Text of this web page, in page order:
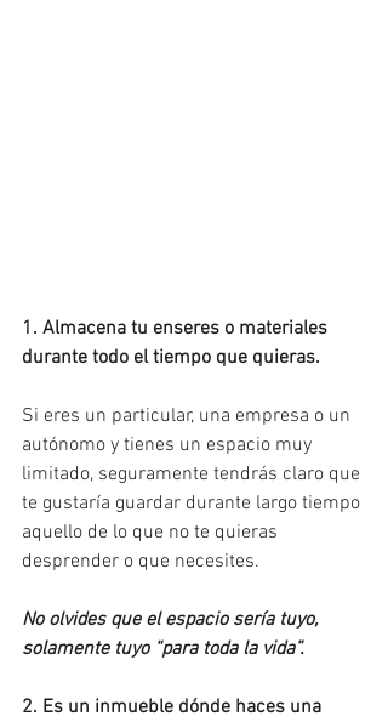
1. Almacena tu enseres o materiales
durante todo el tiempo que quieras.
Si eres un particular, una empresa o un
autónomo y tienes un espacio muy
limitado, seguramente tendrás claro que
te gustaría guardar durante largo tiempo
aquello de lo que no te quieras
desprender o que necesites.
No olvides que el espacio sería tuyo,
solamente tuyo “para toda la vida”.
2. Es un inmueble dónde haces una